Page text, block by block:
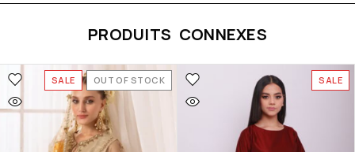
PRODUITS CONNEXES
SALE OUT OF STOCK SALE